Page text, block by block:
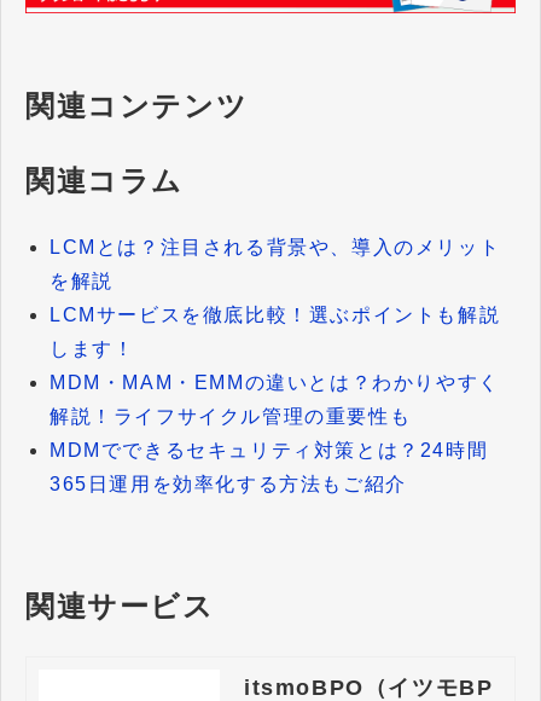
関連コンテンツ
関連コラム
LCMとは？注目される背景や、導入のメリット
を解説
LCMサービスを徹底比較！選ぶポイントも解説
します！
MDM・MAM・EMMの違いとは？わかりやすく
解説！ライフサイクル管理の重要性も
MDMでできるセキュリティ対策とは？24時間
365日運用を効率化する方法もご紹介
関連サービス
itsmoBPO（イツモBP